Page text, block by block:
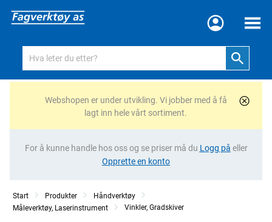
Meny
Webshopen er under utvikling. Vi jobber med å få
lagt inn hele vårt sortiment.
For å kunne handle hos oss og se priser må du Logg på eller
Opprette en konto
Start Produkter
Håndverktøy
Måleverktøy, Laserinstrument
Vinkler, Gradskiver